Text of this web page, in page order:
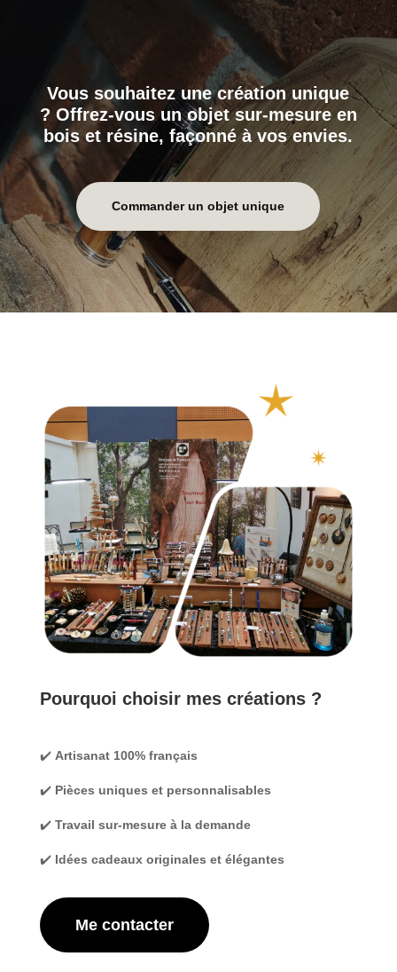
Vous souhaitez une création unique
? Offrez-vous un objet sur-mesure en
bois et résine, façonné à vos envies.
Commander un objet unique
Pourquoi choisir mes créations ?
✔️ Artisanat 100% français
✔️ Pièces uniques et personnalisables
✔️ Travail sur-mesure à la demande
✔️ Idées cadeaux originales et élégantes
Me contacter